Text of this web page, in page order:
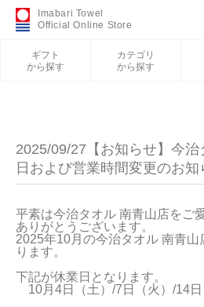
Imabari Towel
Official Online Store
ギフト
から探す
カテゴリ
から探す
カテゴリから探す
刺繍について
お買い物ガイド
2025/09/27【お知らせ】今
日および営業時間変更のお知
平素は今治タオル 南青山店をご
ありがとうございます。
2025年10月の今治タオル 南青
ります。
下記が休業日となります。
10月4日（土）/7日（火）/14日